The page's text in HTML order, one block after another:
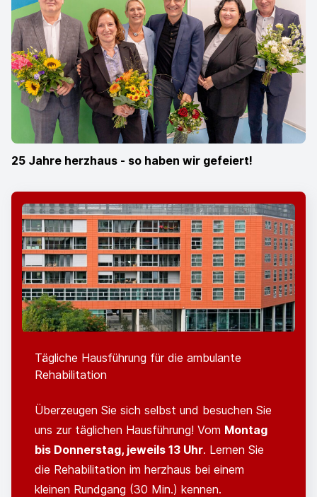
25 Jahre herzhaus - so haben wir gefeiert!
Tägliche Hausführung für die ambulante
Rehabilitation
Überzeugen Sie sich selbst und besuchen Sie
uns zur täglichen Hausführung! Vom Montag
bis Donnerstag, jeweils 13 Uhr. Lernen Sie
die Rehabilitation im herzhaus bei einem
kleinen Rundgang (30 Min.) kennen.